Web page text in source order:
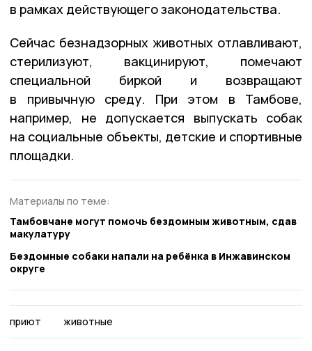
в рамках действующего законодательства.
Сейчас безнадзорных животных отлавливают,
стерилизуют, вакцинируют, помечают
специальной биркой и возвращают
в привычную среду. При этом в Тамбове,
например, не допускается выпускать собак
на социальные объекты, детские и спортивные
площадки.
Материалы по теме:
Тамбовчане могут помочь бездомным животным, сдав
макулатуру
Бездомные собаки напали на ребёнка в Инжавинском
округе
приют животные